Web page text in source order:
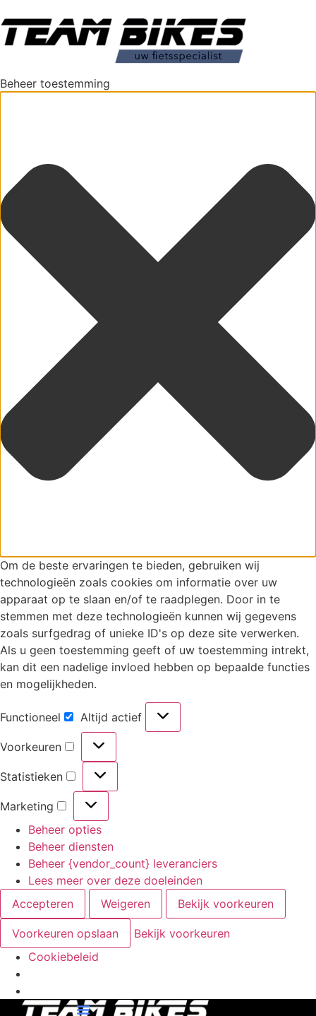
Beheer toestemming
Om de beste ervaringen te bieden, gebruiken wij
technologieën zoals cookies om informatie over uw
apparaat op te slaan en/of te raadplegen. Door in te
stemmen met deze technologieën kunnen wij gegevens
zoals surfgedrag of unieke ID's op deze site verwerken.
Als u geen toestemming geeft of uw toestemming intrekt,
kan dit een nadelige invloed hebben op bepaalde functies
en mogelijkheden.
Functioneel Altijd actief
Voorkeuren
Statistieken
Marketing
Beheer opties
Beheer diensten
Beheer {vendor_count} leveranciers
Lees meer over deze doeleinden
Accepteren
Weigeren Bekijk voorkeuren
Voorkeuren opslaan
Bekijk voorkeuren
Cookiebeleid